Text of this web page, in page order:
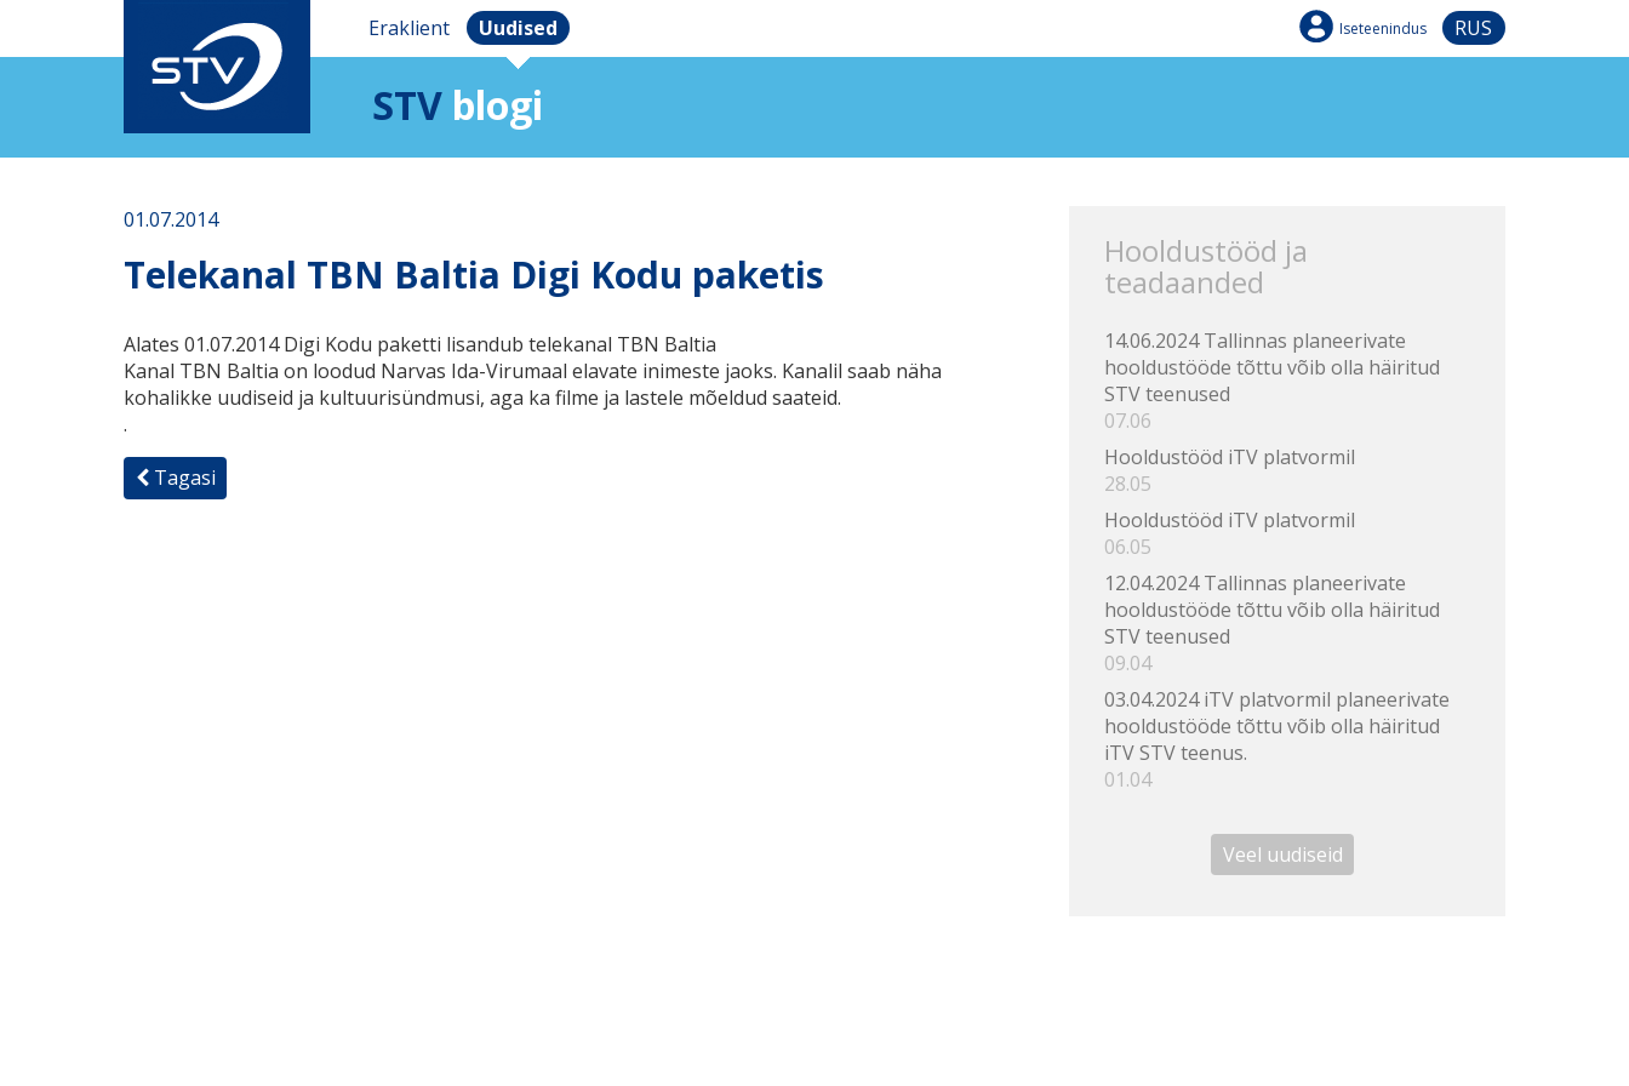
Eraklient Uudised Iseteenindus RUS
STV blogi
01.07.2014
Telekanal TBN Baltia Digi Kodu paketis
Alates 01.07.2014 Digi Kodu paketti lisandub telekanal TBN Baltia
Kanal TBN Baltia on loodud Narvas Ida-Virumaal elavate inimeste jaoks. Kanalil saab näha
kohalikke uudiseid ja kultuurisündmusi, aga ka filme ja lastele mõeldud saateid.
.
Tagasi
Hooldustööd ja
teadaanded
14.06.2024 Tallinnas planeerivate
hooldustööde tõttu võib olla häiritud
STV teenused
07.06
Hooldustööd iTV platvormil
28.05
Hooldustööd iTV platvormil
06.05
12.04.2024 Tallinnas planeerivate
hooldustööde tõttu võib olla häiritud
STV teenused
09.04
03.04.2024 iTV platvormil planeerivate
hooldustööde tõttu võib olla häiritud
iTV STV teenus.
01.04
Veel uudiseid